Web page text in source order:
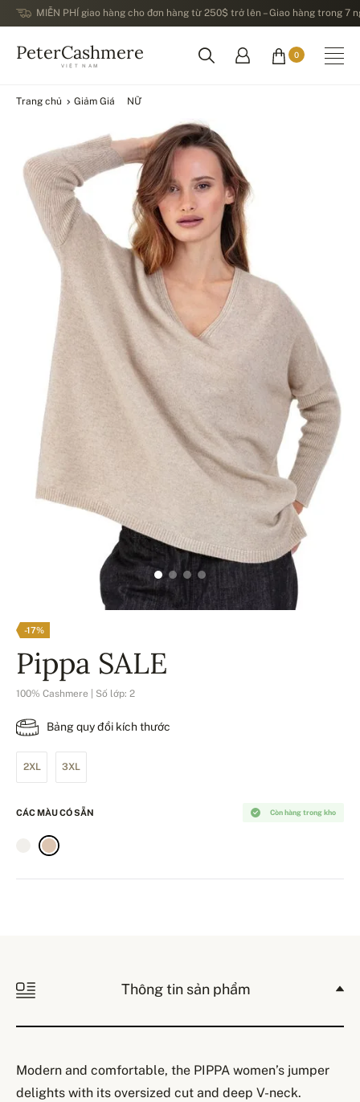
MIỄN PHÍ giao hàng cho đơn hàng từ 250$ trở lên – Giao hàng trong 7
PeterCashmere
VIỆT NAM
0
Trang chủ Giảm Giá NỮ
-17%
Pippa SALE
100% Cashmere | Số lớp: 2
Bảng quy đổi kích thước
2XL 3XL
Còn hàng trong kho
CÁC MÀU CÓ SẴN
Thông tin sản phẩm
Modern and comfortable, the PIPPA women’s jumper
delights with its oversized cut and deep V-neck.